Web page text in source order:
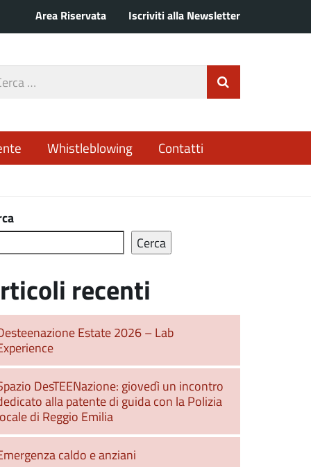
Area Riservata Iscriviti alla Newsletter
Whistleblowing Contatti
Cerca
recenti
Estate 2026 – Lab
DesTEENazione: giovedì un incontro
alla patente di guida con la Polizia
di Reggio Emilia
caldo e anziani